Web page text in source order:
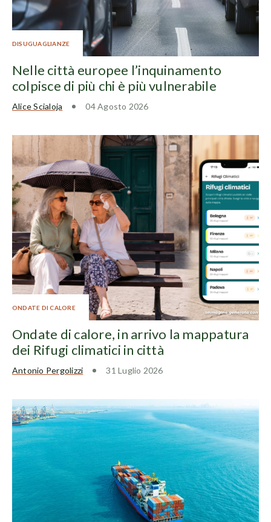
DISUGUAGLIANZE
Nelle città europee l’inquinamento
colpisce di più chi è più vulnerabile
Alice Scialoja 04 Agosto 2026
ONDATE DI CALORE
Ondate di calore, in arrivo la mappatura
dei Rifugi climatici in città
Antonio Pergolizzi 31 Luglio 2026